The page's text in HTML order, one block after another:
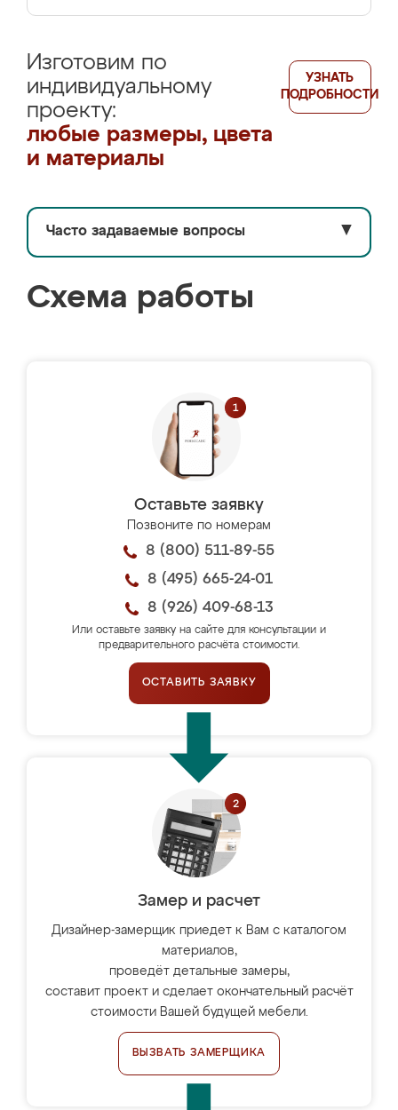
Изготовим по
индивидуальному
проекту:
любые размеры, цвета
и материалы
УЗНАТЬ
ПОДРОБНОСТИ
Часто задаваемые вопросы ▼
Схема работы
Оставьте заявку
Позвоните по номерам
8 (800) 511-89-55
8 (495) 665-24-01
8 (926) 409-68-13
Или оставьте заявку на сайте для консультации и
предварительного расчёта стоимости.
ОСТАВИТЬ ЗАЯВКУ
Замер и расчет
Дизайнер-замерщик приедет к Вам с каталогом
материалов,
проведёт детальные замеры,
составит проект и сделает окончательный расчёт
стоимости Вашей будущей мебели.
ВЫЗВАТЬ ЗАМЕРЩИКА